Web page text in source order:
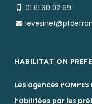
01 61 30 02 69
HABILITATION
Les agences POMPES
habilitées par les